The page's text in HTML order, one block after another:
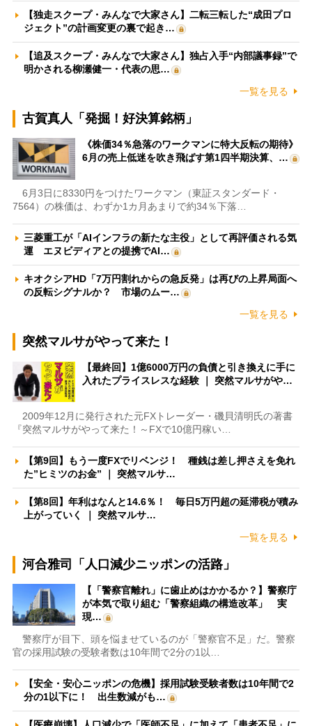
【独走スクープ・みんなで大家さん】二転三転した“成田プロ
ジェクト”の計画変更の裏で起き…
【追及スクープ・みんなで大家さん】独占入手“内部議事録”で
明かされる柳瀬健一・代表の思…
一覧を見る
古賀真人「発掘！好決算銘柄」
《株価34％急落のワークマンに特大反転の期待》
6月の売上低迷を吹き飛ばす第1四半期決算、…
6月3日に8330円をつけたワークマン（東証スタンダード・
7564）の株価は、わずか1カ月あまりで約34％下落…
三菱重工が「AIインフラの新たな主役」として再評価される気
運 エヌビディアとの提携でAI…
キオクシアHD「7万円割れからの急反発」は再びの上昇局面へ
の反転シグナルか？ 市場のムー…
一覧を見る
突然マルサがやって来た！
【最終回】1億6000万円の負債と引き換えに手に
入れたプライスレスな経験 ｜ 突然マルサがや…
2009年12月に発行された元FXトレーダー・磯貝清明氏の著書
『突然マルサがやって来た！～FXで10億円稼い…
【第9回】もう一度FXでリベンジ！ 種銭は差し押さえを免れ
た”ヒミツのお金” ｜ 突然マルサ…
【第8回】年利はなんと14.6％！ 毎日5万円超の延滞税が積み
上がっていく ｜ 突然マルサ…
一覧を見る
河合雅司「人口減少ニッポンの活路」
【「警察官離れ」に歯止めはかかるか？】警察庁
が本気で取り組む「警察組織の構造改革」 実
現…
警察庁が目下、頭を悩ませているのが「警察官不足」だ。警察
官の採用試験の受験者数は10年間で2分の1以…
【安全・安心ニッポンの危機】採用試験受験者数は10年間で2
分の1以下に！ 出生数減がも…